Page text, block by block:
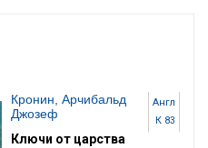
Англ
К 83
Кронин, Арчибальд
Джозеф
Ключи от царства